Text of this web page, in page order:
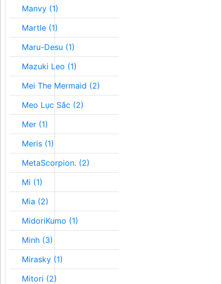
Manvy (1)
Martle (1)
Maru-Desu (1)
Mazuki Leo (1)
Mei The Mermaid (2)
Meo Lục Sắc (2)
Mer (1)
Meris (1)
MetaScorpion. (2)
Mi (1)
Mia (2)
MidoriKumo (1)
Minh (3)
Mirasky (1)
Mitori (2)